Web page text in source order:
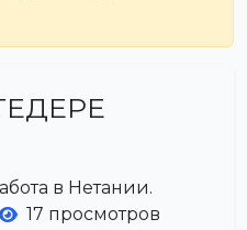
в Нетании.
17 просмотров